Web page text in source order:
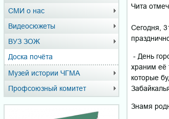
СМИ о нас
Видеосюжеты
ВУЗ ЗОЖ
Доска почёта
Музей истории ЧГМА
Профсоюзный комитет
Чита
Сегодня,
- День
храним её
которые
Знамя